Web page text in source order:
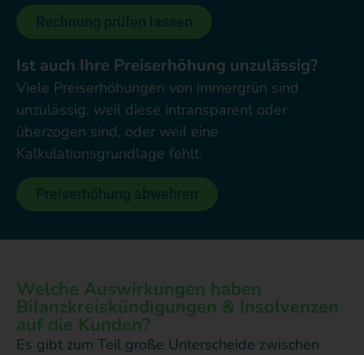
Ist auch Ihre Preiserhöhung unzulässig?
Viele Preiserhöhungen von immergrün sind
unzulässig, weil diese intransparent oder
überzogen sind, oder weil eine
Kalkulationsgrundlage fehlt.
Welche Auswirkungen haben
Bilanzkreiskündigungen & Insolvenzen
auf die Kunden?
Es gibt zum Teil große Unterscheide zwischen